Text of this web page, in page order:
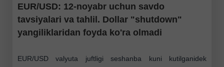
EUR/USD: 12-noyabr uchun savdo
tavsiyalari va tahlil. Dollar "shutdown"
yangiliklaridan foyda ko'ra olmadi
EUR/USD valyuta juftligi seshanba kuni kutilganidek